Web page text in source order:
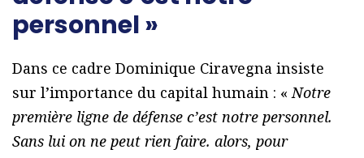
personnel »
Dans ce cadre Dominique Ciravegna insiste
sur l’importance du capital humain : «Notre
première ligne de défense c’est notre personnel.
Sans lui on ne peut rien faire. alors, pour